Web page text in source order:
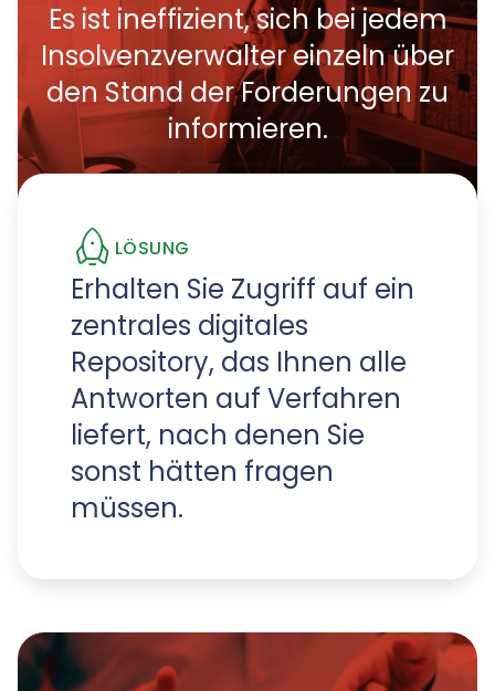
Es ist ineffizient, sich bei jedem
Insolvenzverwalter einzeln über
den Stand der Forderungen zu
informieren.
LÖSUNG
Erhalten Sie Zugriff auf ein
zentrales digitales
Repository, das Ihnen alle
Antworten auf Verfahren
liefert, nach denen Sie
sonst hätten fragen
müssen.